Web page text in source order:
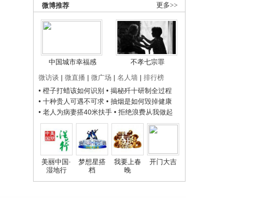
更多>>
微博推荐
中国城市幸福感
不孝七宗罪
微访谈 | 微直播 | 微广场 | 名人墙 | 排行榜
• 橙子打蜡该如何识别 • 揭秘歼十研制全过程
• 十种贵人可遇不可求 • 抽烟是如何毁掉健康
• 老人为病妻搭40米扶手 • 拒绝浪费从我做起
美丽中国·
湿地行
梦想星搭
档
我要上春
晚
开门大吉